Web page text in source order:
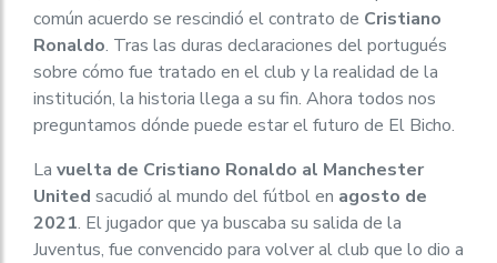
común acuerdo se rescindió el contrato de Cristiano
Ronaldo. Tras las duras declaraciones del portugués
sobre cómo fue tratado en el club y la realidad de la
institución, la historia llega a su fin. Ahora todos nos
preguntamos dónde puede estar el futuro de El Bicho.
La vuelta de Cristiano Ronaldo al Manchester
United sacudió al mundo del fútbol en agosto de
2021. El jugador que ya buscaba su salida de la
Juventus, fue convencido para volver al club que lo dio a